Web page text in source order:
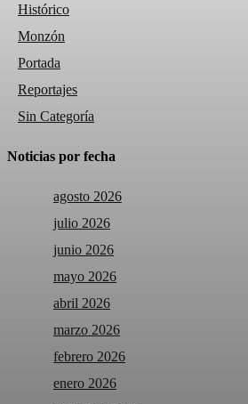
Histórico
Monzón
Portada
Reportajes
Sin Categoría
Noticias por fecha
agosto 2026
julio 2026
junio 2026
mayo 2026
abril 2026
marzo 2026
febrero 2026
enero 2026